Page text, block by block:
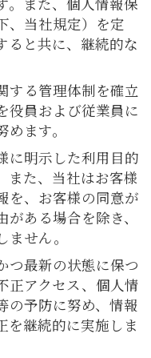
、当社規定）を定
ると共に、継続的な
する管理体制を確立
役員および従業員に
ます。
に明示した利用目的
また、当社はお客様
を、お客様の同意が
ある場合を除き、
せん。
つ最新の状態に保つ
正アクセス、個人情
の予防に努め、情報
を継続的に実施しま